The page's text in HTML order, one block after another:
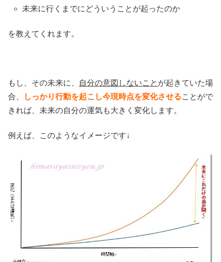
未来に行くまでにどういうことが起ったのか
を教えてくれます。
もし、その未来に、 自分の意図しないこと が起きていた場
合、
しっかり行動を起こし今現時点を変化させることがで
きれば、未来の自分の運気も大きく変化します。
例えば、このようなイメージです↓